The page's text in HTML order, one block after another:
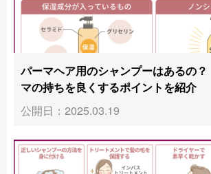
パーマヘア用のシャンプーはあるの
マの持ちを良くするポイントを紹介
公開日：2025.03.19